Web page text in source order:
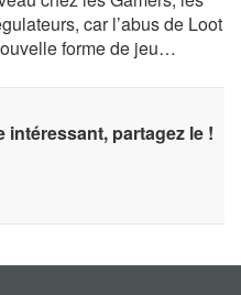
car l’abus de Loot
forme de jeu…
intéressant, partagez le !